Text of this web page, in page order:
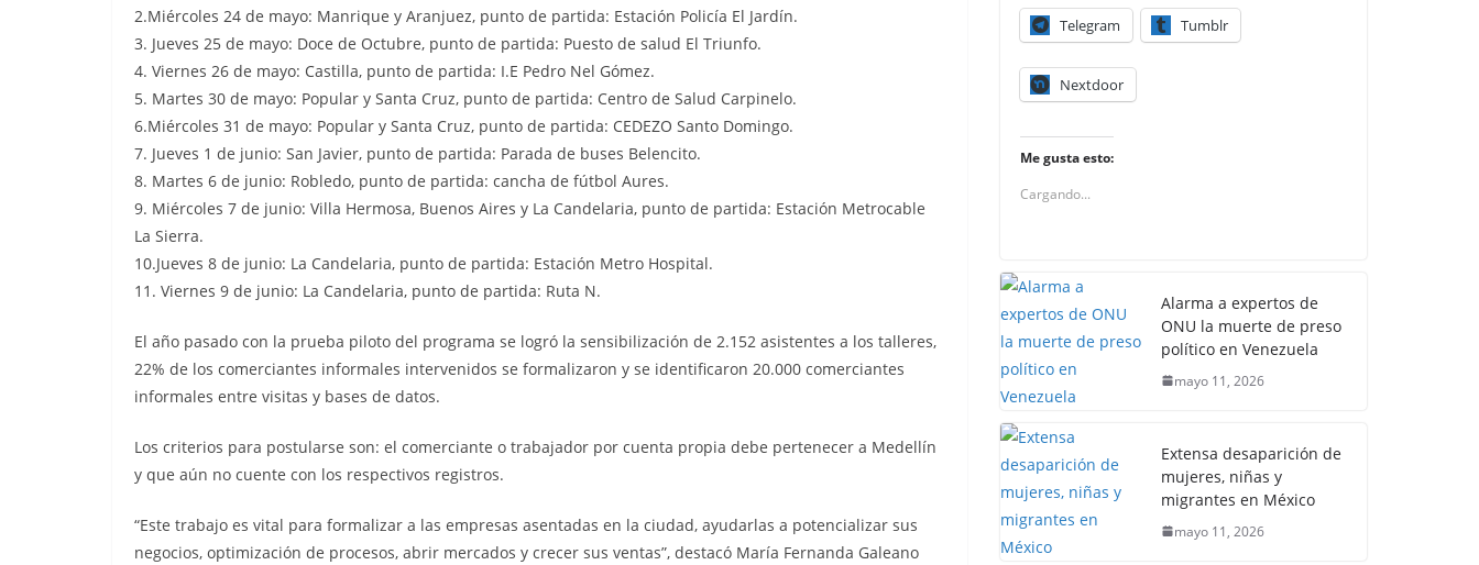
2.Miércoles 24 de mayo: Manrique y Aranjuez, punto de partida: Estación Policía El Jardín.
3. Jueves 25 de mayo: Doce de Octubre, punto de partida: Puesto de salud El Triunfo.
4. Viernes 26 de mayo: Castilla, punto de partida: I.E Pedro Nel Gómez.
5. Martes 30 de mayo: Popular y Santa Cruz, punto de partida: Centro de Salud Carpinelo.
6.Miércoles 31 de mayo: Popular y Santa Cruz, punto de partida: CEDEZO Santo Domingo.
7. Jueves 1 de junio: San Javier, punto de partida: Parada de buses Belencito.
8. Martes 6 de junio: Robledo, punto de partida: cancha de fútbol Aures.
9. Miércoles 7 de junio: Villa Hermosa, Buenos Aires y La Candelaria, punto de partida: Estación Metrocable
La Sierra.
10.Jueves 8 de junio: La Candelaria, punto de partida: Estación Metro Hospital.
11. Viernes 9 de junio: La Candelaria, punto de partida: Ruta N.
El año pasado con la prueba piloto del programa se logró la sensibilización de 2.152 asistentes a los talleres,
22% de los comerciantes informales intervenidos se formalizaron y se identificaron 20.000 comerciantes
informales entre visitas y bases de datos.
Los criterios para postularse son: el comerciante o trabajador por cuenta propia debe pertenecer a Medellín
y que aún no cuente con los respectivos registros.
“Este trabajo es vital para formalizar a las empresas asentadas en la ciudad, ayudarlas a potencializar sus
negocios, optimización de procesos, abrir mercados y crecer sus ventas”, destacó María Fernanda Galeano
Telegram Tumblr
Nextdoor
Me gusta esto:
Cargando...
Alarma a expertos de
ONU la muerte de preso
político en Venezuela
mayo 11, 2026
Extensa desaparición de
mujeres, niñas y
migrantes en México
mayo 11, 2026